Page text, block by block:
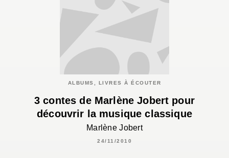
ALBUMS, LIVRES À ÉCOUTER
3 contes de Marlène Jobert pour
découvrir la musique classique
Marlène Jobert
24/11/2010